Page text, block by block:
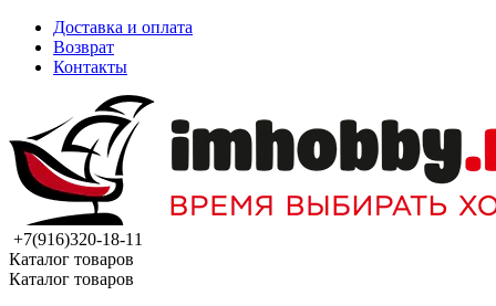
Доставка и оплата
Возврат
Контакты
+7(916)320-18-11
Каталог товаров
Каталог товаров